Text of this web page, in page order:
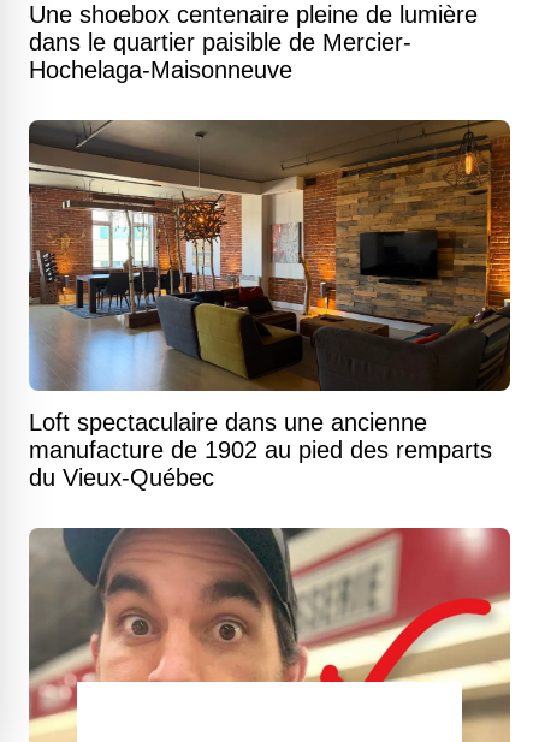
Une shoebox centenaire pleine de lumière
dans le quartier paisible de Mercier-
Hochelaga-Maisonneuve
Loft spectaculaire dans une ancienne
manufacture de 1902 au pied des remparts
du Vieux-Québec